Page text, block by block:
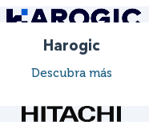
Harogic
Descubra más